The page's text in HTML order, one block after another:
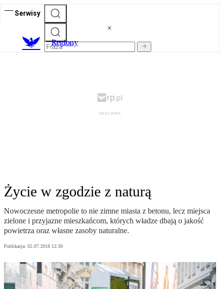
Serwisy
Regiony
Życie w zgodzie z naturą
Nowoczesne metropolie to nie zimne miasta z betonu, lecz miejsca
zielone i przyjazne mieszkańcom, których władze dbają o jakość
powietrza oraz własne zasoby naturalne.
Publikacja: 02.07.2018 12:30